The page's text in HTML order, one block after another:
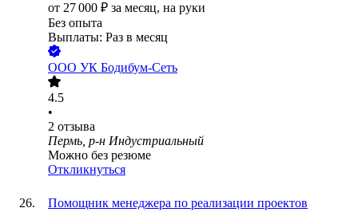
от 27 000 ₽ за месяц, на руки
Без опыта
Выплаты: Раз в месяц
ООО УК Бодибум-Сеть
4.5
•
2 отзыва
Пермь, р-н Индустриальный
Можно без резюме
Откликнуться
Помощник менеджера по реализации проектов